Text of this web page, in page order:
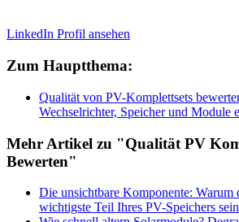
LinkedIn Profil ansehen
Zum Hauptthema:
Qualität von PV-Komplettsets
Wechselrichter, Speicher und Module
Mehr Artikel zu "Qualität PV
Bewerten"
Die unsichtbare Komponente: Warum
wichtigste Teil Ihres PV-Speichers